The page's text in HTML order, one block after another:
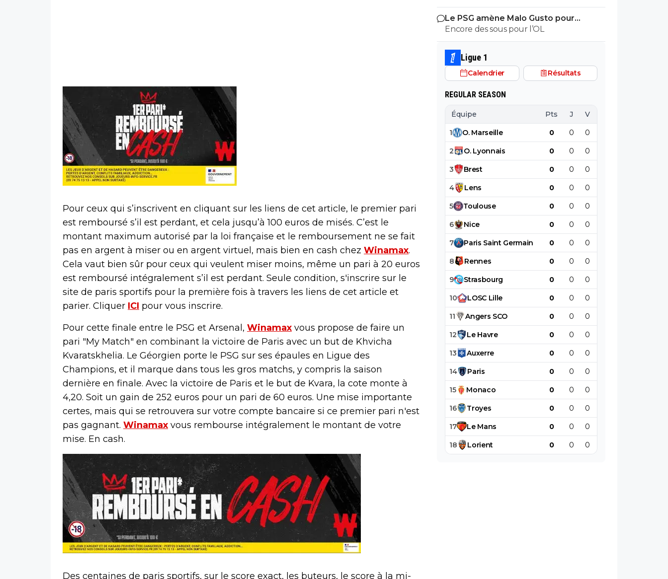
Pour ceux qui s’inscrivent en cliquant sur les liens de cet article, le premier pari
est remboursé s’il est perdant, et cela jusqu’à 100 euros de misés. C’est le
montant maximum autorisé par la loi française et le remboursement ne se fait
pas en argent à miser ou en argent virtuel, mais bien en cash chez Winamax.
Cela vaut bien sûr pour ceux qui veulent miser moins, même un pari à 20 euros
est remboursé intégralement s’il est perdant. Seule condition, s'inscrire sur le
site de paris sportifs pour la première fois à travers les liens de cet article et
parier. Cliquer ICI pour vous inscrire.
Pour cette finale entre le PSG et Arsenal, Winamax vous propose de faire un
pari "My Match" en combinant la victoire de Paris avec un but de Khvicha
Kvaratskhelia. Le Géorgien porte le PSG sur ses épaules en Ligue des
Champions, et il marque dans tous les gros matchs, y compris la saison
dernière en finale. Avec la victoire de Paris et le but de Kvara, la cote monte à
4,20. Soit un gain de 252 euros pour un pari de 60 euros. Une mise importante
certes, mais qui se retrouvera sur votre compte bancaire si ce premier pari n'est
pas gagnant. Winamax vous rembourse intégralement le montant de votre
mise. En cash.
Des centaines de paris sportifs, sur le score exact, les buteurs, le score à la mi-
suivrait pas de très près. Bref... Quand
l'équipe sera complète... ce sera beaucoup
mieux.
Le PSG amène Malo Gusto pour
concurrencer Hakimi
Encore des sous pour l’OL
Ligue 1
Calendrier Résultats
REGULAR SEASON
Équipe Pts J V
1 O. Marseille 0 0 0
2 O. Lyonnais 0 0 0
3 Brest 0 0 0
4 Lens 0 0 0
5 Toulouse 0 0 0
6 Nice 0 0 0
7 Paris Saint Germain 0 0 0
8 Rennes 0 0 0
9 Strasbourg 0 0 0
10 LOSC Lille 0 0 0
11 Angers SCO 0 0 0
12 Le Havre 0 0 0
13 Auxerre 0 0 0
14 Paris 0 0 0
15 Monaco 0 0 0
16 Troyes 0 0 0
17 Le Mans 0 0 0
18 Lorient 0 0 0